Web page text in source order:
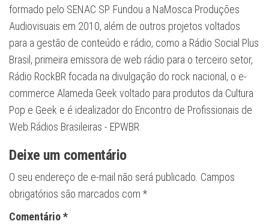
formado pelo SENAC SP. Fundou a NaMosca Produções
Audiovisuais em 2010, além de outros projetos voltados
para a gestão de conteúdo e rádio, como a Rádio Social Plus
Brasil, primeira emissora de web rádio para o terceiro setor,
Rádio RockBR focada na divulgação do rock nacional, o e-
commerce Alameda Geek voltado para produtos da Cultura
Pop e Geek e é idealizador do Encontro de Profissionais de
Web Rádios Brasileiras - EPWBR.
Deixe um comentário
O seu endereço de e-mail não será publicado. Campos
obrigatórios são marcados com *
Comentário*